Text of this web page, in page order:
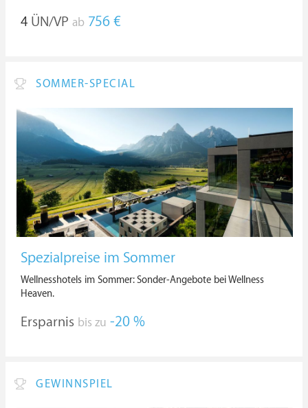
4 ÜN/VP ab 756 €
SOMMER-SPECIAL
Spezialpreise im Sommer
Wellnesshotels im Sommer: Sonder-Angebote bei Wellness
Heaven.
Ersparnis bis zu -20 %
GEWINNSPIEL